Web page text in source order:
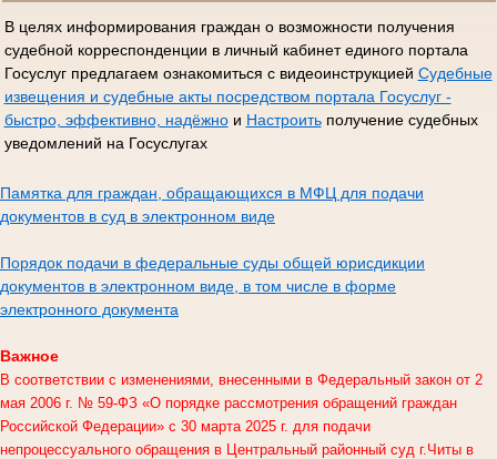
В целях информирования граждан о возможности получения
судебной корреспонденции в личный кабинет единого портала
Госуслуг предлагаем ознакомиться с видеоинструкцией Судебные
извещения и судебные акты посредством портала Госуслуг -
быстро, эффективно, надёжнои Настроитьполучение судебных
уведомлений на Госуслугах
Памятка для граждан, обращающихся в МФЦ для подачи
документов в суд в электронном виде
Порядок подачи в федеральные суды общей юрисдикции
документов в электронном виде, в том числе в форме
электронного документа
Важное
В соответствии с изменениями, внесенными в Федеральный закон от 2
мая 2006 г. № 59-ФЗ «О порядке рассмотрения обращений граждан
Российской Федерации» с 30 марта 2025 г. для подачи
непроцессуального обращения в Центральный районный суд г.Читы в